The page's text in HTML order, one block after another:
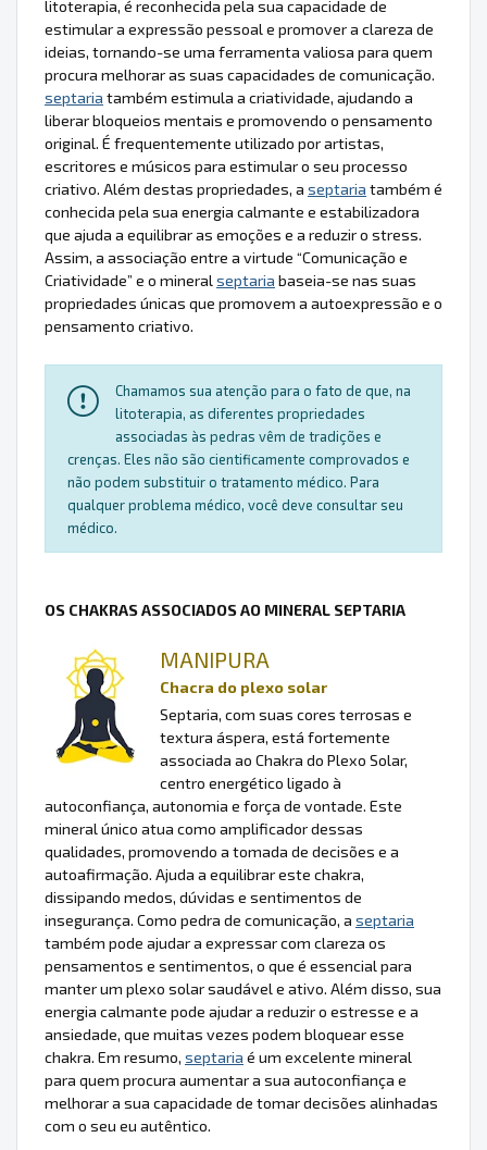
litoterapia, é reconhecida pela sua capacidade de
estimular a expressão pessoal e promover a clareza de
ideias, tornando-se uma ferramenta valiosa para quem
procura melhorar as suas capacidades de comunicação.
septaria também estimula a criatividade, ajudando a
liberar bloqueios mentais e promovendo o pensamento
original. É frequentemente utilizado por artistas,
escritores e músicos para estimular o seu processo
criativo. Além destas propriedades, a septaria também é
conhecida pela sua energia calmante e estabilizadora
que ajuda a equilibrar as emoções e a reduzir o stress.
Assim, a associação entre a virtude “Comunicação e
Criatividade” e o mineral septaria baseia-se nas suas
propriedades únicas que promovem a autoexpressão e o
pensamento criativo.
Chamamos sua atenção para o fato de que, na
litoterapia, as diferentes propriedades
associadas às pedras vêm de tradições e
crenças. Eles não são cientificamente comprovados e
não podem substituir o tratamento médico. Para
qualquer problema médico, você deve consultar seu
médico.
OS CHAKRAS ASSOCIADOS AO MINERAL SEPTARIA
MANIPURA
Chacra do plexo solar
Septaria, com suas cores terrosas e
textura áspera, está fortemente
associada ao Chakra do Plexo Solar,
centro energético ligado à
autoconfiança, autonomia e força de vontade. Este
mineral único atua como amplificador dessas
qualidades, promovendo a tomada de decisões e a
autoafirmação. Ajuda a equilibrar este chakra,
dissipando medos, dúvidas e sentimentos de
insegurança. Como pedra de comunicação, a septaria
também pode ajudar a expressar com clareza os
pensamentos e sentimentos, o que é essencial para
manter um plexo solar saudável e ativo. Além disso, sua
energia calmante pode ajudar a reduzir o estresse e a
ansiedade, que muitas vezes podem bloquear esse
chakra. Em resumo, septaria é um excelente mineral
para quem procura aumentar a sua autoconfiança e
melhorar a sua capacidade de tomar decisões alinhadas
com o seu eu autêntico.